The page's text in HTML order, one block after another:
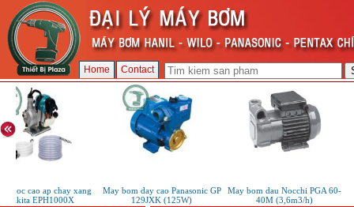
Home Contact
nuoc cao ap chay xang
Makita EPH1000X
May bom day cao Panasonic GP
129JXK (125W)
May bom dau Nocchi PGA 60-
40M (3,6m3/h)